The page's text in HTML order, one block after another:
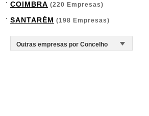
COIMBRA (220 Empresas)
SANTARÉM (198 Empresas)